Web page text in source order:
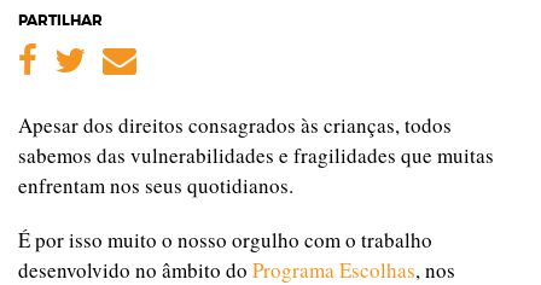
PARTILHAR
Facebook
Twitter
Email
Apesar dos direitos consagrados às crianças, todos
sabemos das vulnerabilidades e fragilidades que muitas
enfrentam nos seus quotidianos.
É por isso muito o nosso orgulho com o trabalho
desenvolvido no âmbito do Programa Escolhas, nos